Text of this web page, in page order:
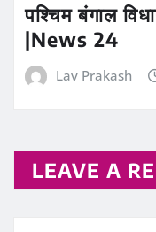
पश्चिम बंगाल
|News 24
Lav Prakash
LEAVE A